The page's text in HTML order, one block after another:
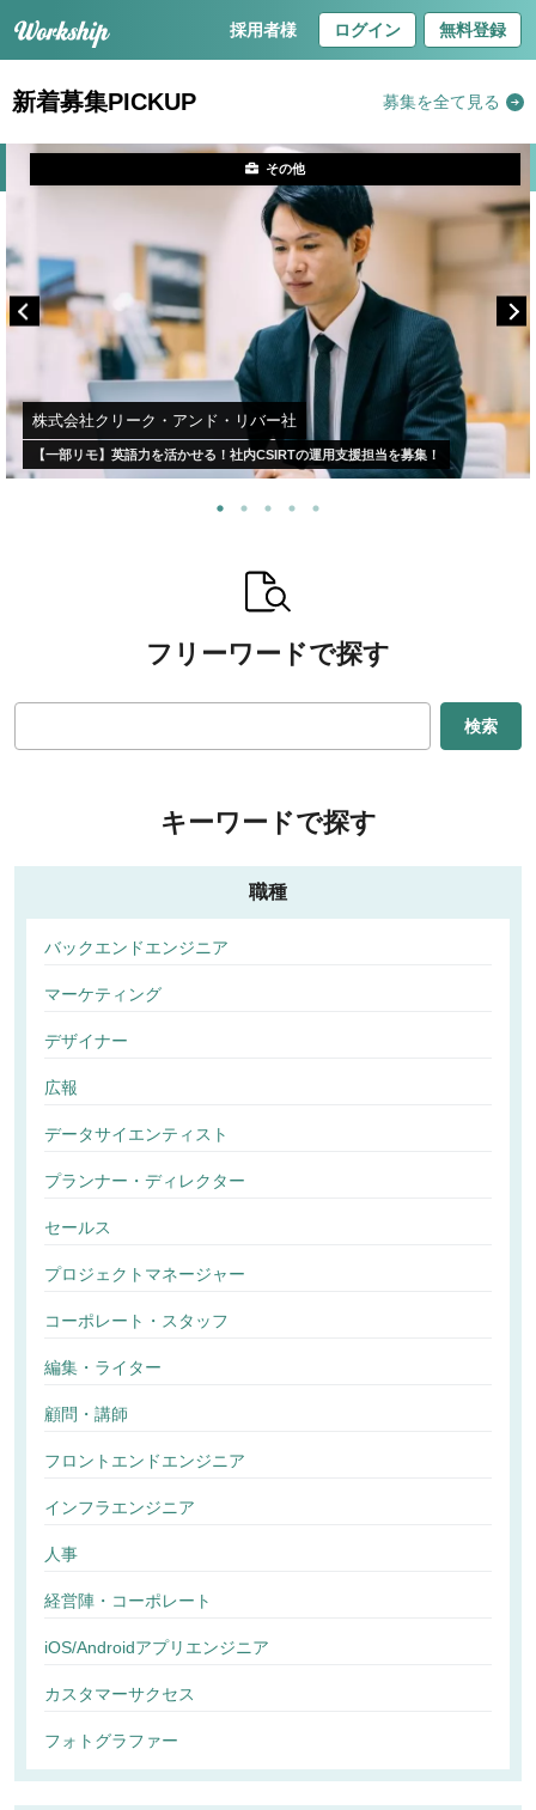
採用者様 ログイン 無料登録
新着募集PICKUP 募集を全て見る
株式会社クリーク・アンド・リバー社
【一部リモ】英語力を活かせる！社内CSIRTの運用支援担当を募集！
その他
フリーワードで探す
検索
キーワードで探す
職種
バックエンドエンジニア
マーケティング
デザイナー
広報
データサイエンティスト
プランナー・ディレクター
セールス
プロジェクトマネージャー
コーポレート・スタッフ
編集・ライター
顧問・講師
フロントエンドエンジニア
インフラエンジニア
人事
経営陣・コーポレート
iOS/Androidアプリエンジニア
カスタマーサクセス
フォトグラファー